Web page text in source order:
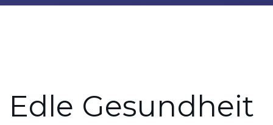
Edle Gesundheit